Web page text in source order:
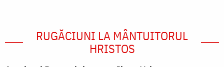
RUGĂCIUNI LA MÂNTUITORUL
HRISTOS